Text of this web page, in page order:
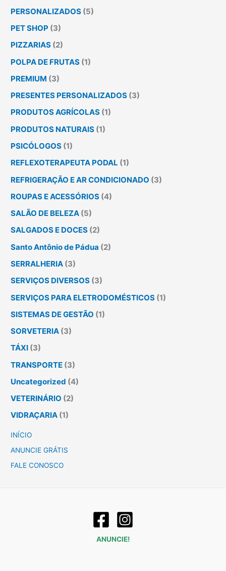
PERSONALIZADOS (5)
PET SHOP (3)
PIZZARIAS (2)
POLPA DE FRUTAS (1)
PREMIUM (3)
PRESENTES PERSONALIZADOS (3)
PRODUTOS AGRÍCOLAS (1)
PRODUTOS NATURAIS (1)
PSICÓLOGOS (1)
REFLEXOTERAPEUTA PODAL (1)
REFRIGERAÇÃO E AR CONDICIONADO (3)
ROUPAS E ACESSÓRIOS (4)
SALÃO DE BELEZA (5)
SALGADOS E DOCES (2)
Santo Antônio de Pádua (2)
SERRALHERIA (3)
SERVIÇOS DIVERSOS (3)
SERVIÇOS PARA ELETRODOMÉSTICOS (1)
SISTEMAS DE GESTÃO (1)
SORVETERIA (3)
TÁXI (3)
TRANSPORTE (3)
Uncategorized (4)
VETERINÁRIO (2)
VIDRAÇARIA (1)
INÍCIO
ANUNCIE GRÁTIS
FALE CONOSCO
ANUNCIE!